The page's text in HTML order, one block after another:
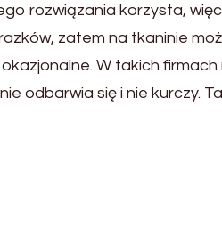
rozwiązania korzysta,
zatem na tkaninie
W takich
odbarwia się i nie kurczy.